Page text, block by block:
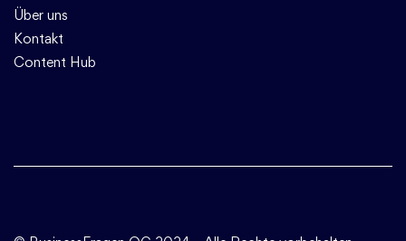
Über uns
Kontakt
Content Hub